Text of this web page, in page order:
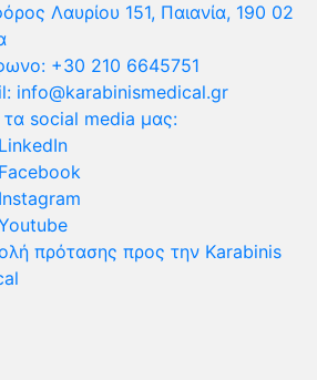
Λαυρίου 151, Παιανία, 190 02
+30 210 6645751
info@karabinismedical.gr
τα social media μας:
LinkedIn
Facebook
Instagram
πρότασης προς την Karabinis